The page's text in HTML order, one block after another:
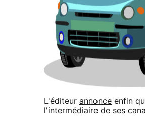
L'éditeur annonce enfin
l'intermédiaire de ses